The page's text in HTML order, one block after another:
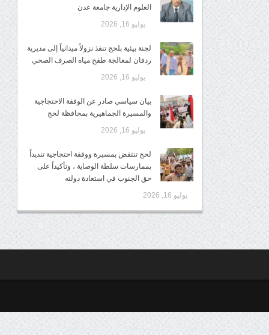
العلوم الإدارية جامعة عدن
يوليو 16, 2026
لجنة بيئية بلحج تنفذ نزولاً ميدانياً إلى مديرية
ردفان لمعالجة طفح مياه الصرف الصحي
يوليو 16, 2026
بيان سياسي صادر عن الوقفة الاحتجاجية
والمسيرة الجماهيرية بمحافظة لحج
يوليو 16, 2026
لحج تنتفض بمسيرة ووقفة احتجاجية تنديداً
بممارسات سلطة الوصاية ، وتأكيداً على
حق الجنوب في استعادة دولته
يوليو 16, 2026